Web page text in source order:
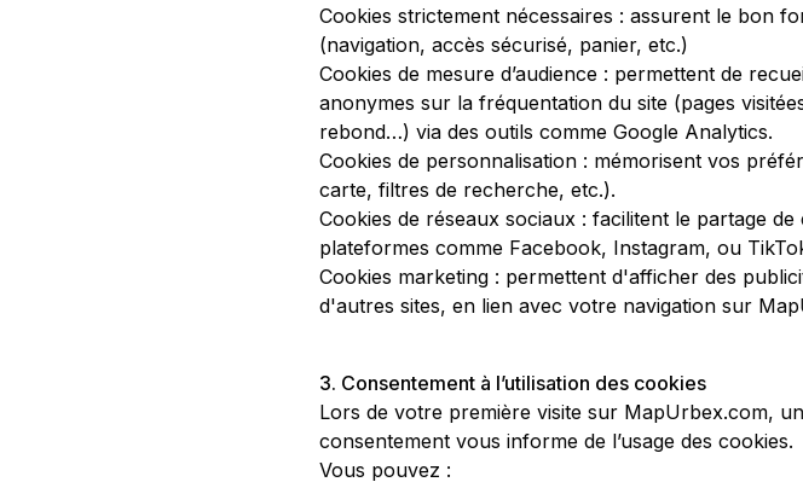
Cookies strictement nécessaires : assurent le bon
(navigation, accès sécurisé, panier, etc.)
Cookies de mesure d’audience : permettent de
anonymes sur la fréquentation du site (pages
rebond…) via des outils comme Google Analytics.
Cookies de personnalisation : mémorisent vos
carte, filtres de recherche, etc.).
Cookies de réseaux sociaux : facilitent le partage
plateformes comme Facebook, Instagram, ou
Cookies marketing : permettent d'afficher des
d'autres sites, en lien avec votre navigation sur
3. Consentement à l’utilisation des cookies
Lors de votre première visite sur MapUrbex.com,
consentement vous informe de l’usage des cookies.
Vous pouvez :